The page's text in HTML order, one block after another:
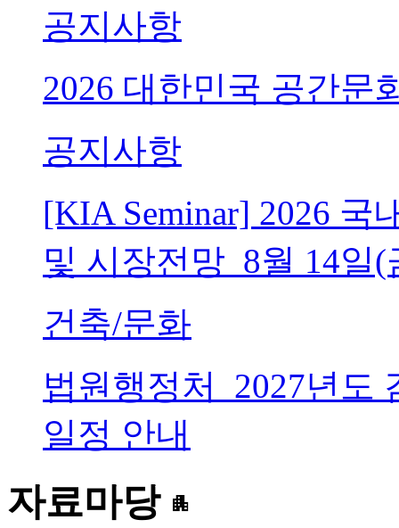
공지사항
2026 대한민국 공간문
공지사항
[KIA Seminar] 2026 국
및 시장전망_8월 14일(
건축/문화
법원행정처_2027년도
일정 안내
자료마당 apartment